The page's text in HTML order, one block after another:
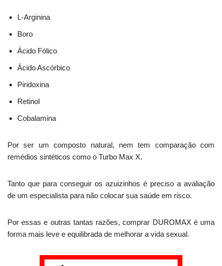
L-Arginina
Boro
Ácido Fólico
Ácido Ascórbico
Piridoxina
Retinol
Cobalamina
Por ser um composto natural, nem tem comparação com
remédios sintéticos como o Turbo Max X.
Tanto que para conseguir os azuizinhos é preciso a avaliação
de um especialista para não colocar sua saúde em risco.
Por essas e outras tantas razões, comprar DUROMAX é uma
forma mais leve e equilibrada de melhorar a vida sexual.